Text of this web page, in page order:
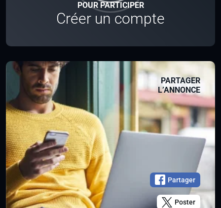
POUR PARTICIPER
Créer un compte
PARTAGER
L’ANNONCE
Partager
Poster